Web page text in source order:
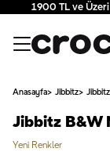
1900 TL ve
Anasayfa Jibbitz
Jibbitz B&W
Yeni Renkler